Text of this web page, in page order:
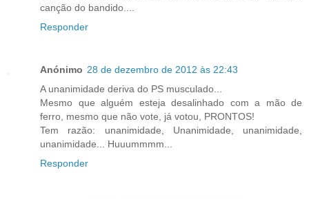
canção do bandido....
Responder
Anónimo 28 de dezembro de 2012 às 22:43
A unanimidade deriva do PS musculado...
Mesmo que alguém esteja desalinhado com a mão de
ferro, mesmo que não vote, já votou, PRONTOS!
Tem razão: unanimidade, Unanimidade, unanimidade,
unanimidade... Huuummmm...
Responder